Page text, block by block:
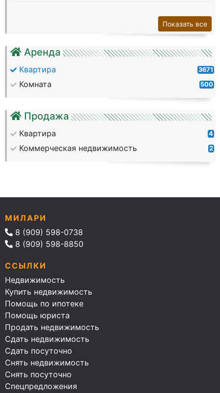
Аренда
Квартира 3671
Комната 500
Продажа
Квартира 4
Коммерческая недвижимость 2
Показать все
МИЛАРИ
8 (909) 598-0738
8 (909) 598-8850
ССЫЛКИ
Недвижимость
Купить недвижимость
Помощь по ипотеке
Помощь юриста
Продать недвижимость
Сдать недвижимость
Сдать посуточно
Снять недвижимость
Снять посуточно
Спецпредложения